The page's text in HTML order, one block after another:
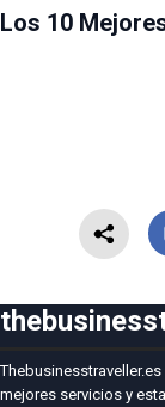
Los 10
mejores servicios y